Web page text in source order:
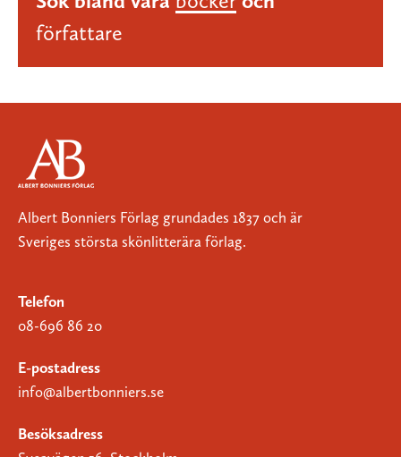
författare
Albert Bonniers Förlag grundades 1837 och är
Sveriges största skönlitterära förlag.
Telefon
08-696 86 20
E-postadress
info@albertbonniers.se
Besöksadress